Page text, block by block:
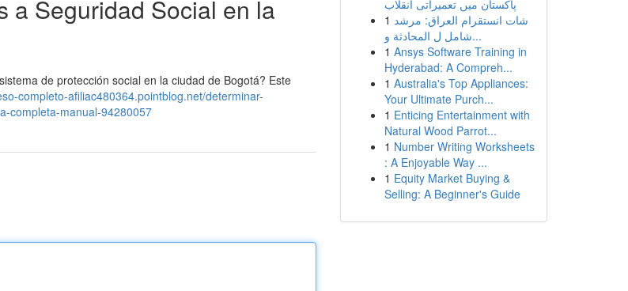
a Seguridad Social en la
de protección social en la ciudad de Bogotá? Este
completo-afiliac480364.pointblog.net/determinar-
completa-manual-94280057
پاکستان میں تعمیراتی انقلاب
1 شات انستقرام العراق: مرشد
شامل ل المحادثة و...
1 Ansys Software Training in
Hyderabad: A Compreh...
1 Australia's Top Appliances:
Your Ultimate Purch...
1 Enticing Entertainment with
Natural Wood Parrot...
1 Number Writing Worksheets
: A Enjoyable Way ...
1 Equity Market Buying &
Selling: A Beginner's Guide